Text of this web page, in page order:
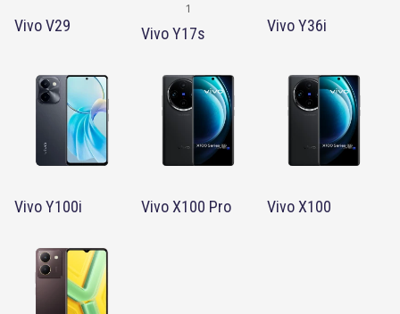
Vivo V29
1
Vivo Y17s Vivo Y36i
Vivo Y100i Vivo X100 Pro Vivo X100